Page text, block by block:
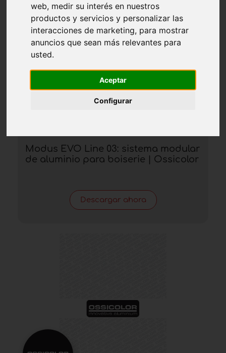
web, medir su interés en nuestros
productos y servicios y personalizar las
interacciones de marketing, para mostrar
anuncios que sean más relevantes para
usted.
Aceptar
Configurar
Modus EVO Line 03: sistema modular
de aluminio para boiserie | Ossicolor
Descargar ahora